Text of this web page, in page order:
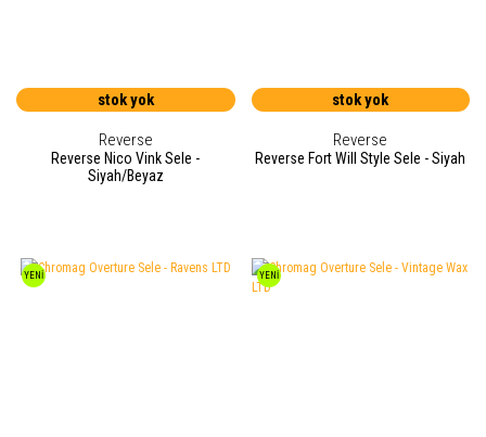
stok yok
Reverse
Reverse Nico Vink Sele -
Siyah/Beyaz
stok yok
Reverse
Reverse Fort Will Style Sele - Siyah
YENİ YENİ